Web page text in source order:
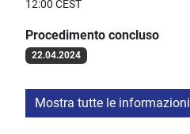
12:00 CEST
Procedimento concluso
22.04.2024
Mostra tutte le informazioni